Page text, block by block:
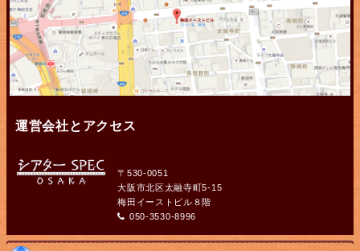
運営会社とアクセス
〒530-0051
大阪市北区太融寺町5-15
梅田イーストビル８階
050-3530-8996